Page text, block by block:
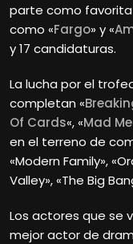
parte como
como «Fargo» y «
y 17 candidaturas.
La lucha por el
completan «
Of Cards«, «Mad
en el terreno de
«Modern Family»,
Valley», «The Big
Los actores que se
mejor actor de